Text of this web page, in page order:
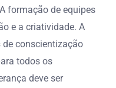
formação de equipes
e a criatividade. A
conscientização
todos os
deve ser